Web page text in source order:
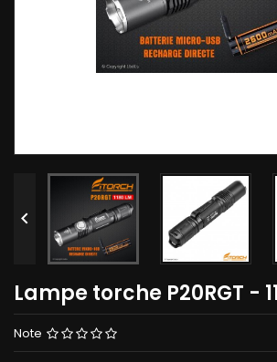

Lampe torche P20RGT -
Note